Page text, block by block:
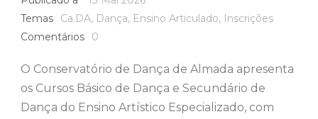
Temas
Ca.DA, Dança, Ensino Articulado, Inscrições
Comentários
0
O Conservatório de Dança de Almada apresenta
os Cursos Básico de Dança e Secundário de
Dança do Ensino Artístico Especializado, com